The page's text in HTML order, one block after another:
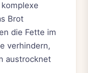
Brot
die Fette im
verhindern,
austrocknet